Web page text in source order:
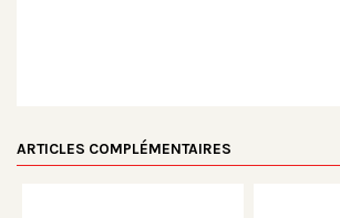
ARTICLES COMPLÉMENTAIRES